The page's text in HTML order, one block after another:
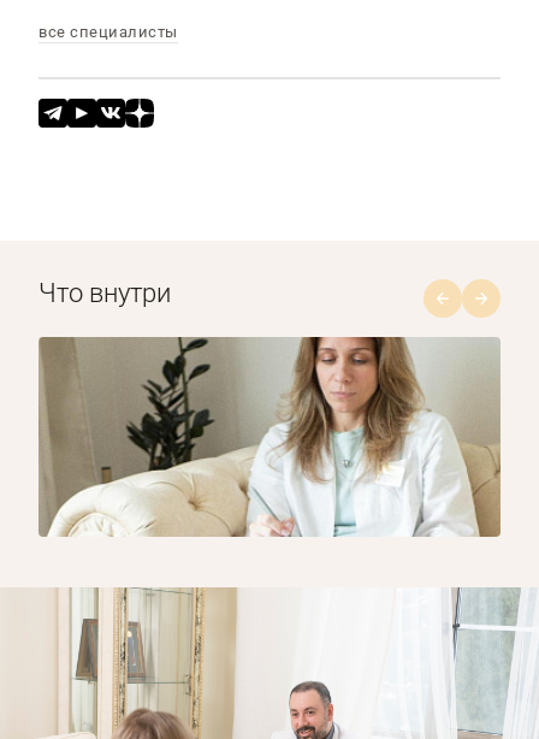
все специалисты
Что внутри
1/8